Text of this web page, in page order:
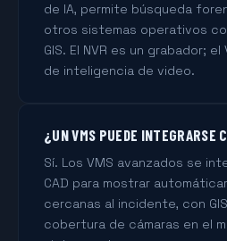
de IA, permite búsqueda
otros sistemas operativos
GIS. El NVR es un grabador;
de inteligencia de video.
¿UN VMS PUEDE INTEGRARSE
Sí. Los VMS avanzados se
CAD para mostrar
cercanas al incidente, con
cobertura de cámaras en el